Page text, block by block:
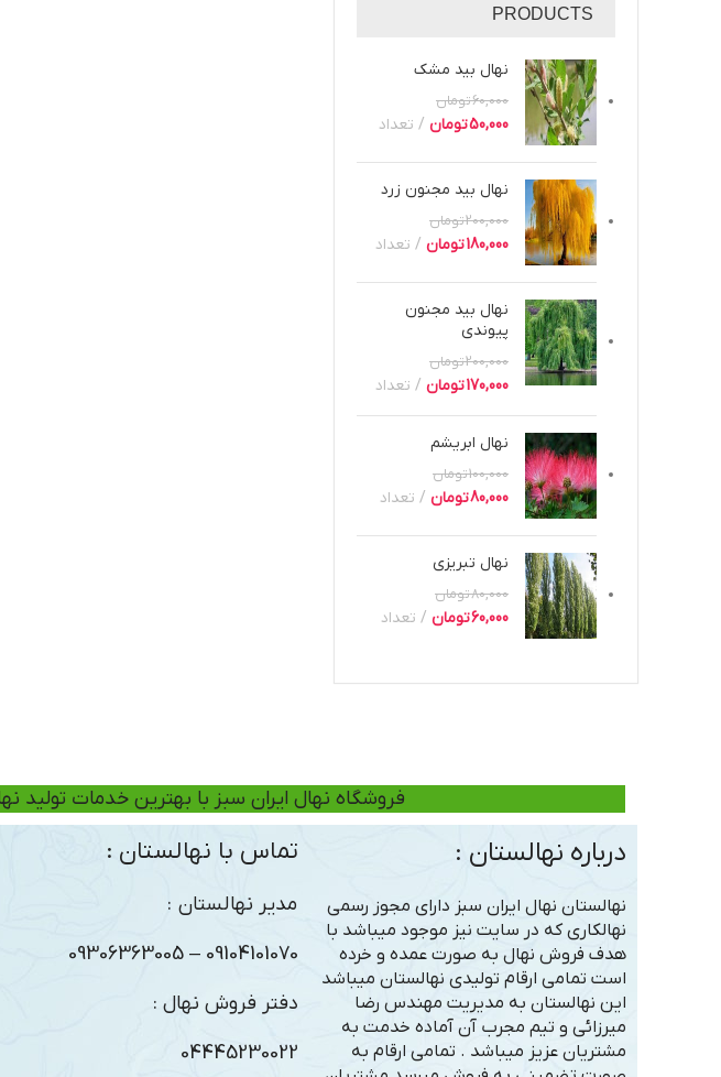
PRODUCTS
نهال بید مشک
60,000تومان
50,000تومان تعداد
نهال بید مجنون زرد
200,000تومان
180,000تومان تعداد
نهال بید مجنون
پیوندی
200,000تومان
170,000تومان تعداد
نهال ابریشم
100,000تومان
80,000تومان تعداد
نهال تبریزی
80,000تومان
60,000تومان تعداد
فروشگاه نهال ایران سبز با بهترین خدمات
درباره نهالستان :
نهالستان نهال ایران سبز دارای مجوز رسمی
نهالکاری که در سایت نیز موجود میباشد با
هدف فروش نهال به صورت عمده و خرده
است تمامی ارقام تولیدی نهالستان میباشد
این نهالستان به مدیریت مهندس رضا
میرزائی و تیم مجرب آن آماده خدمت به
مشتریان عزیز میباشد . تمامی ارقام به
تماس با نهالستان :
مدیر نهالستان :
09104101070 – 09306363005
دفتر فروش نهال :
04445230022